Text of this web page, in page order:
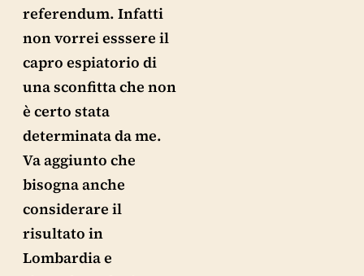
referendum. Infatti
non vorrei esssere il
capro espiatorio di
una sconfitta che non
è certo stata
determinata da me.
Va aggiunto che
bisogna anche
considerare il
risultato in
Lombardia e